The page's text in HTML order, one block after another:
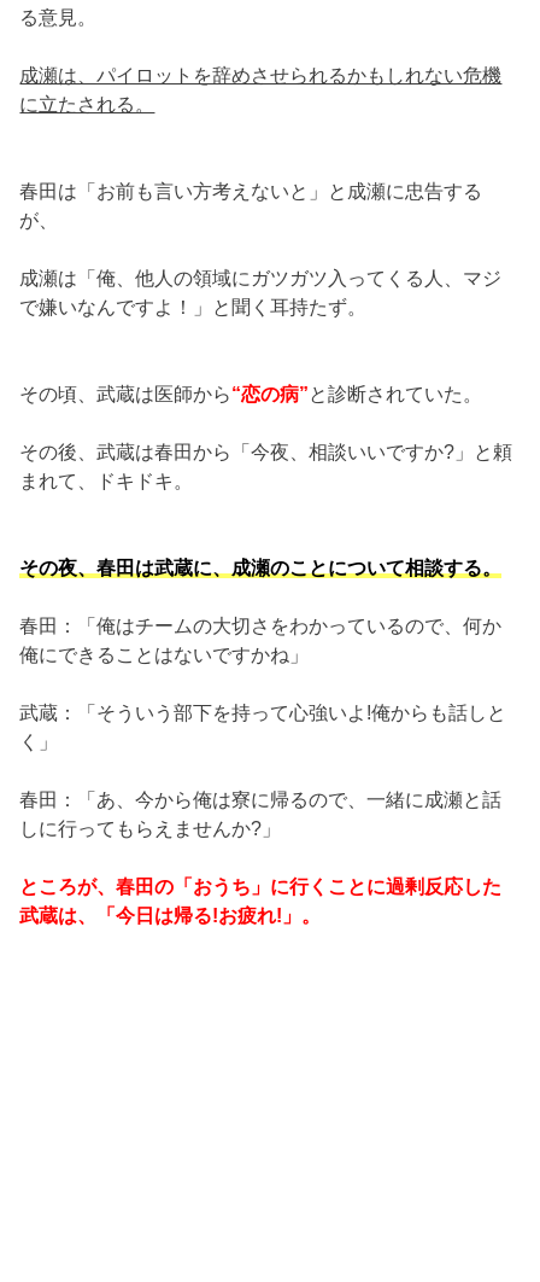
る意見。
成瀬は、パイロットを辞めさせられるかもしれない危機
に立たされる。
春田は「お前も言い方考えないと」と成瀬に忠告する
が、
成瀬は「俺、他人の領域にガツガツ入ってくる人、マジ
で嫌いなんですよ！」と聞く耳持たず。
その頃、武蔵は医師から“恋の病”と診断されていた。
その後、武蔵は春田から「今夜、相談いいですか?」と頼
まれて、ドキドキ。
その夜、春田は武蔵に、成瀬のことについて相談する。
春田：「俺はチームの大切さをわかっているので、何か
俺にできることはないですかね」
武蔵：「そういう部下を持って心強いよ!俺からも話しと
く」
春田：「あ、今から俺は寮に帰るので、一緒に成瀬と話
しに行ってもらえませんか?」
ところが、春田の「おうち」に行くことに過剰反応した
武蔵は、「今日は帰る!お疲れ!」。